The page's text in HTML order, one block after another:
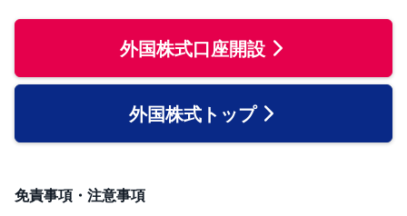
ョ
品
金
・
プ
外国株式口座開設
外国株式トップ
免責事項・注意事項